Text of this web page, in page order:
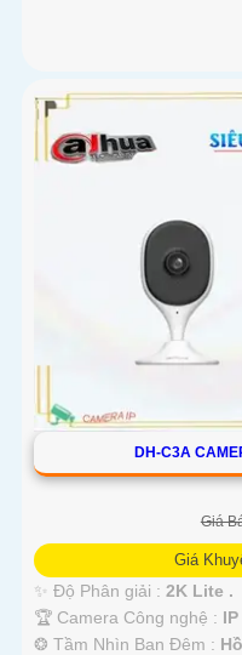
DH-C3A
Giá
Giá
✨ Độ Phân giải : 2K Lite .
🏆 Camera Công nghệ :
❂ Tầm Nhìn Ban Đêm :